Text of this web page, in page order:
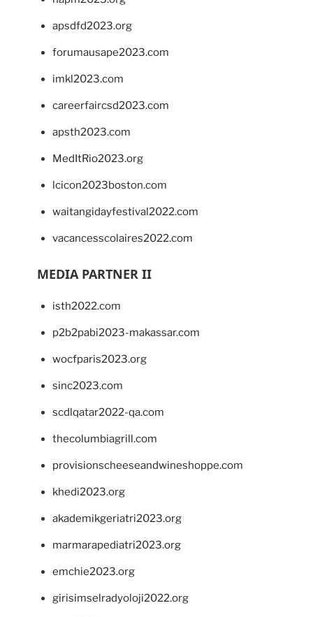
apsdfd2023.org
forumausape2023.com
imkl2023.com
careerfaircsd2023.com
apsth2023.com
MedItRio2023.org
lcicon2023boston.com
waitangidayfestival2022.com
vacancesscolaires2022.com
MEDIA PARTNER II
isth2022.com
p2b2pabi2023-makassar.com
wocfparis2023.org
sinc2023.com
scdlqatar2022-qa.com
thecolumbiagrill.com
provisionscheeseandwineshoppe.com
khedi2023.org
akademikgeriatri2023.org
marmarapediatri2023.org
emchie2023.org
girisimselradyoloji2022.org